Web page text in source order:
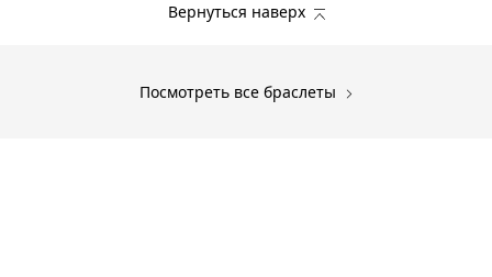
Вернуться наверх
Посмотреть все браслеты